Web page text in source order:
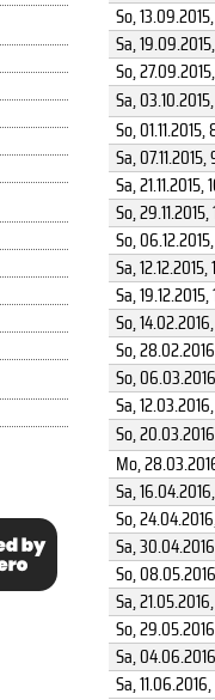
So, 13.09.2015
Sa, 19.09.2015
So, 27.09.2015
Sa, 03.10.2015
So, 01.11.2015,
Sa, 07.11.2015,
Sa, 21.11.2015,
So, 29.11.2015,
So, 06.12.2015
Sa, 12.12.2015,
Sa, 19.12.2015,
So, 14.02.2016
So, 28.02.2016
So, 06.03.2016
Sa, 12.03.2016
So, 20.03.2016
Mo,
Sa, 16.04.2016
So, 24.04.2016
Sa, 30.04.2016
So, 08.05.2016
Sa, 21.05.2016
So, 29.05.2016
Sa, 04.06.2016
Sa, 11.06.2016